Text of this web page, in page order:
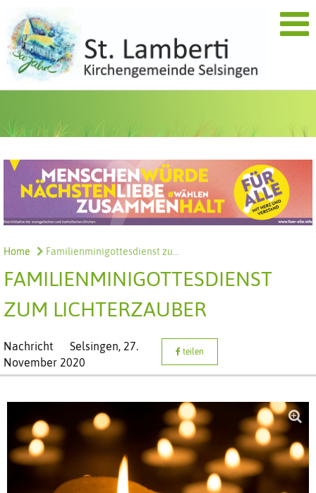
Home Familienminigottesdienst zu...
FAMILIENMINIGOTTESDIENST
ZUM LICHTERZAUBER
Nachricht Selsingen, 27.
November 2020
teilen